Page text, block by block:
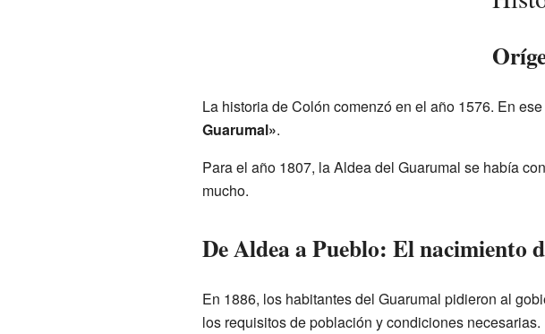
La historia de Colón comenzó en el año 1576. En
Guarumal».
Para el año 1807, la Aldea del Guarumal se había
mucho.
De Aldea a Pueblo: El nacimiento
En 1886, los habitantes del Guarumal pidieron al
los requisitos de población y condiciones necesarias.